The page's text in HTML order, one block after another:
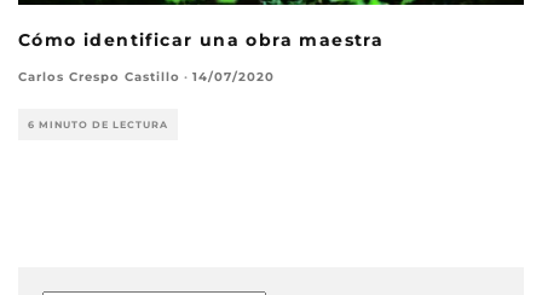
Cómo identificar una obra maestra
Carlos Crespo Castillo · 14/07/2020
6 MINUTO DE LECTURA